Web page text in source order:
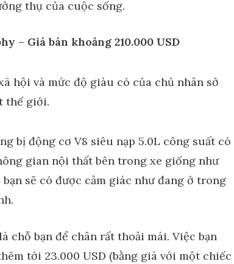
thụ của cuộc sống.
– Giá bán khoảng 210.000 USD
bị động cơ V8 siêu nạp 5.0L công suất có
gian nội thất bên trong xe giống như
sẽ có được cảm giác như đang ở trong
chỗ bạn để chân rất thoải mái. Việc bạn
tới 23.000 USD (bằng giá với một chiếc